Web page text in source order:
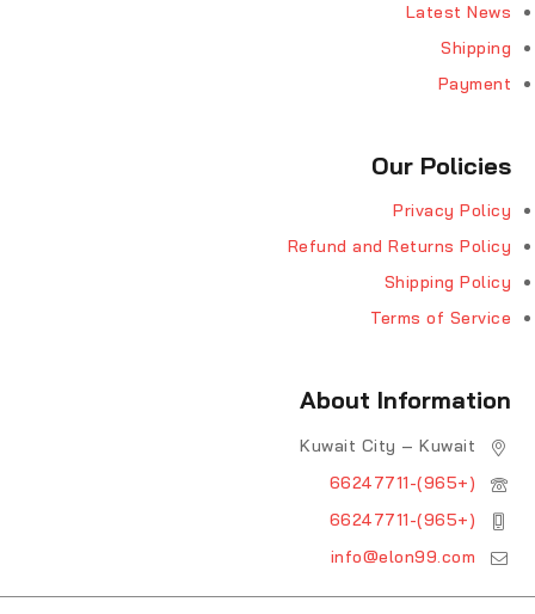
Latest News
Shipping
Payment
Our Policies
Privacy Policy
Refund and Returns Policy
Shipping Policy
Terms of Service
About Information
Kuwait City – Kuwait
(+965)-66247711
(+965)-66247711
info@elon99.com